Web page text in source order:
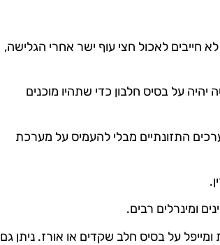
לאכול חצי עוף ישר אחרי הגלישה,
על בסיס חלבון כדי שתהיו מוכנים
התזונתיים מבלי להעמיס על מערכת
ומינרלים רבים.
על בסיס חלב שקדים או אורז. ניתן גם